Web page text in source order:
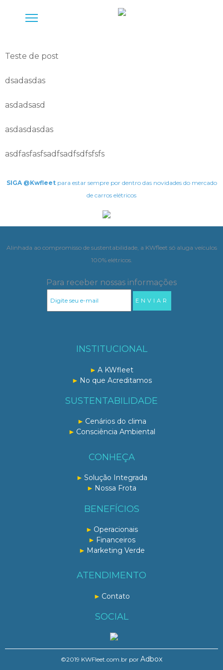
Teste de post
dsadasdas
asdadsasd
asdasdasdas
asdfasfasfsadfsadfsdfsfsfs
SIGA @Kwfleetpara estar sempre por dentro das novidades do mercado
de carros elétricos
Alinhada ao compromisso de sustentabilidade, a KWfleet só aluga veículos
100% elétricos.
Para receber nossas informações
INSTITUCIONAL
A KWfleet
No que Acreditamos
SUSTENTABILIDADE
Cenários do clima
Consciência Ambiental
CONHEÇA
Solução Integrada
Nossa Frota
BENEFÍCIOS
Operacionais
Financeiros
Marketing Verde
ATENDIMENTO
Contato
SOCIAL
©2019 KWFleet.com.br por Adbox